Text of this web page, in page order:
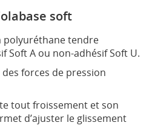
soft
polyuréthane tendre
Soft A ou non-adhésif Soft U.
forces de pression
tout froissement et son
d’ajuster le glissement